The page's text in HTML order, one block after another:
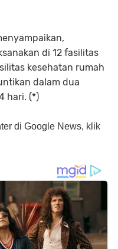
di 12 fasilitas
kesehatan rumah
dalam dua
hari. (*)
di Google News, klik